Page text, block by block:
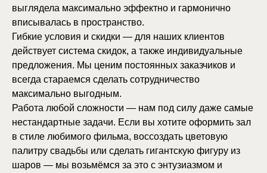
выглядела максимально эффектно и гармонично
вписывалась в пространство.
Гибкие условия и скидки — для наших клиентов
действует система скидок, а также индивидуальные
предложения. Мы ценим постоянных заказчиков и
всегда стараемся сделать сотрудничество
максимально выгодным.
Работа любой сложности — нам под силу даже самые
нестандартные задачи. Если вы хотите оформить зал
в стиле любимого фильма, воссоздать цветовую
палитру свадьбы или сделать гигантскую фигуру из
шаров — мы возьмёмся за это с энтузиазмом и